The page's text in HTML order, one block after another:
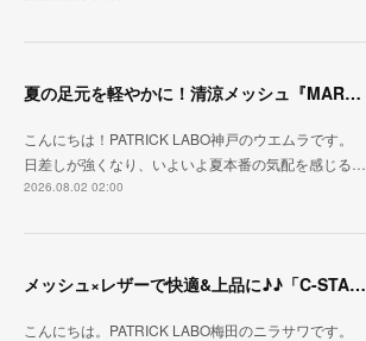
夏の足元を軽やかに！清涼メッシュ『MARATHON-ME2』
こんにちは！PATRICK LABO神戸のウエムラです。
日差しが強くなり、いよいよ夏本番の気配を感じる…
2026.08.02 02:00
メッシュ×レザーで快適&上品に♪♪「C-STA-NOBLE（クール・スタジアム・ノーブル）」
こんにちは。PATRICK LABO梅田のニラサワです。